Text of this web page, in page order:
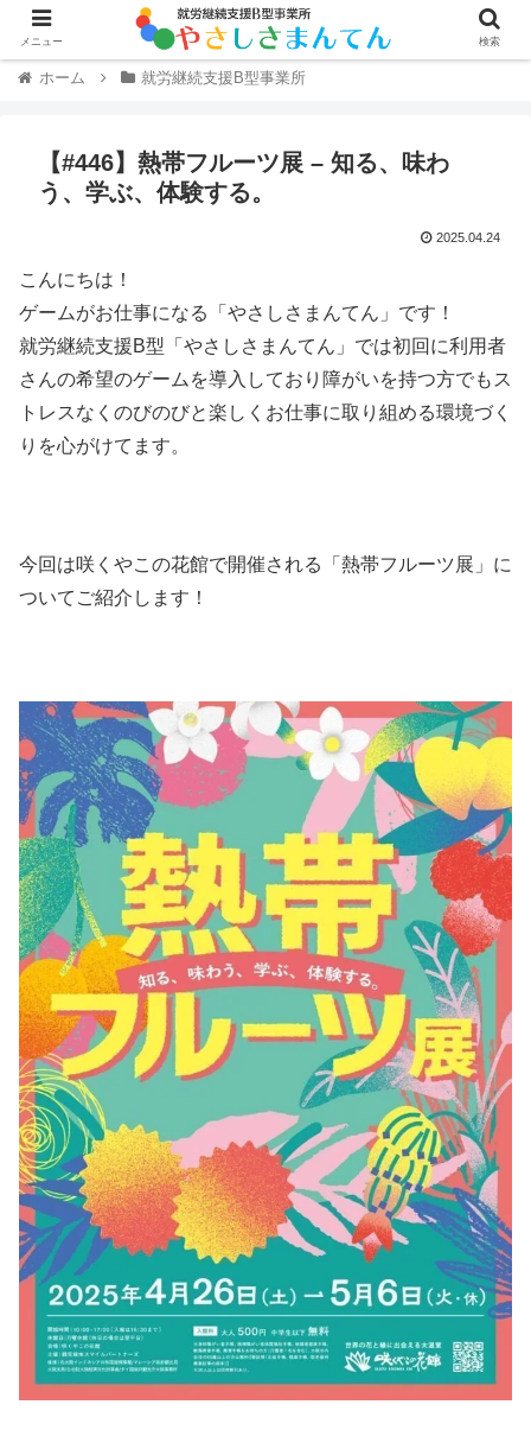
ホーム 就労継続支援B型事業所
【#446】熱帯フルーツ展 – 知る、味わ
う、学ぶ、体験する。
2025.04.24
こんにちは！
ゲームがお仕事になる「やさしさまんてん」です！
就労継続支援B型「やさしさまんてん」では初回に利用者
さんの希望のゲームを導入しており障がいを持つ方でもス
トレスなくのびのびと楽しくお仕事に取り組める環境づく
りを心がけてます。
今回は咲くやこの花館で開催される「熱帯フルーツ展」に
ついてご紹介します！
メニュー 検索